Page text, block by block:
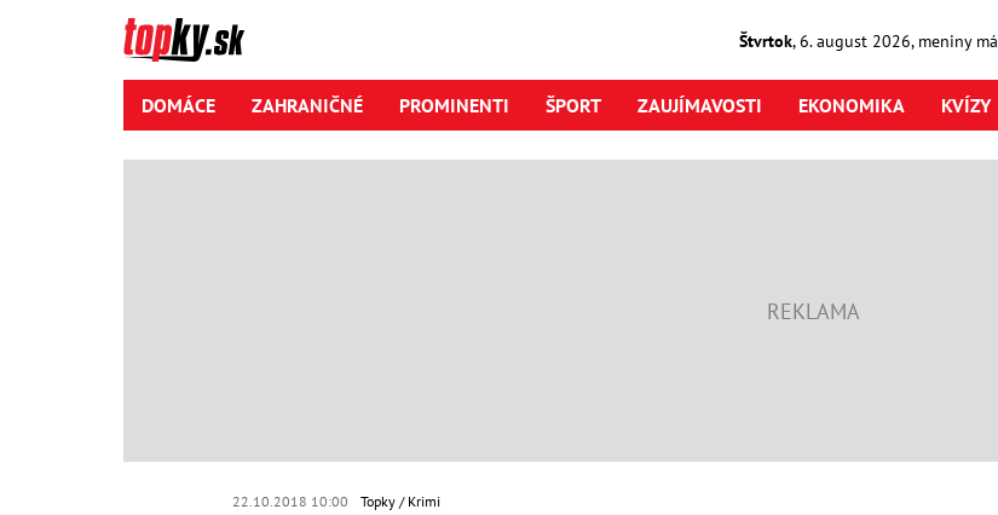
Štvrtok,6. august2026, meniny má
DOMÁCE ZAHRANIČNÉ PROMINENTI ŠPORT ZAUJÍMAVOSTI EKONOMIKA KVÍZY
22.10.2018 10:00 Topky Krimi